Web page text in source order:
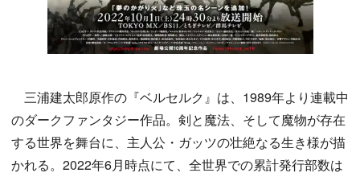
三浦建太郎原作の『ベルセルク』は、1989年より連載中
のダークファンタジー作品。剣と魔法、そして魔物が存在
する世界を舞台に、主人公・ガッツの壮絶なる生き様が描
かれる。2022年6月時点にて、全世界での累計発行部数は